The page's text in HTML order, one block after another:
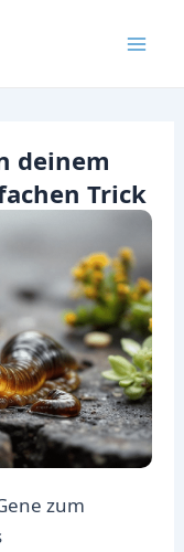
deinem
Trick
zum